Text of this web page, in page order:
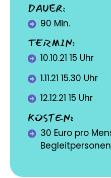
DAUER:
90 Min.
TERMIN:
10.10.21 15 Uhr
1.11.21 15.30 Uhr
12.12.21 15 Uhr
KOSTEN:
30 Euro pro